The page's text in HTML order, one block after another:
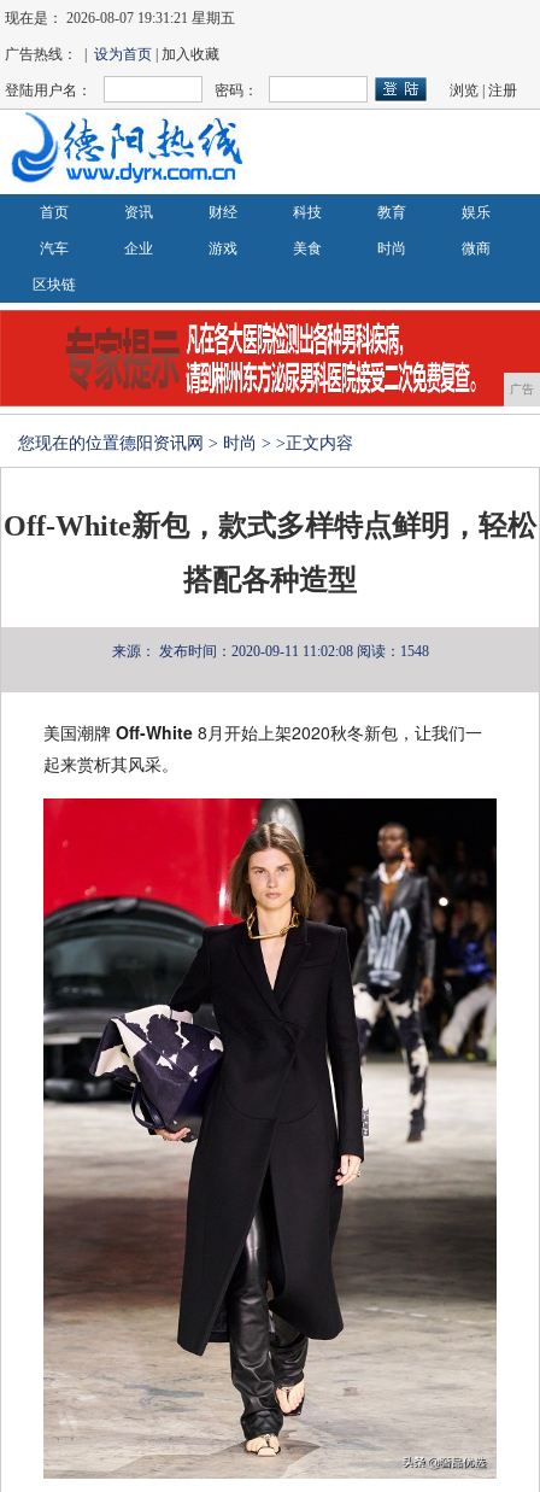
现在是：2026-08-07 19:31:21 星期五
广告热线： |设为首页 | 加入收藏
登陆用户名： 密码： 浏览 |注册
首页 资讯 财经 科技 教育 娱乐
汽车 企业 游戏 美食 时尚 微商
区块链
广告
您现在的位置德阳资讯网 > 时尚 > >正文内容
Off-White新包，款式多样特点鲜明，轻松
搭配各种造型
来源： 发布时间：2020-09-11 11:02:08 阅读：1548
美国潮牌 Off-White 8月开始上架2020秋冬新包，让我们一
起来赏析其风采。